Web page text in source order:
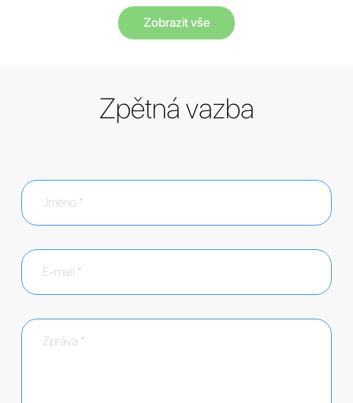
Zobrazit vše
Zpětná vazba